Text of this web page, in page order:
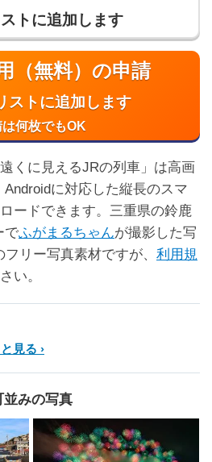
トに追加します
（無料）の申請
ストに追加します
は何枚でもOK
くに見えるJRの列車」は高画
に対応した縦長のスマ
ードできます。三重県の鈴鹿
でふがまるちゃんが撮影した写
リー写真素材ですが、 利用規
い。
見る
並みの写真